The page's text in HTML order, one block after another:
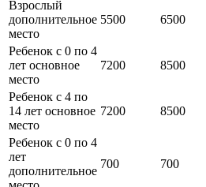
Взрослый
дополнительное
место
5500 6500
Ребенок с 0 по 4
лет основное
место
7200 8500
Ребенок с 4 по
14 лет основное
место
7200 8500
Ребенок с 0 по 4
лет
дополнительное
700 700